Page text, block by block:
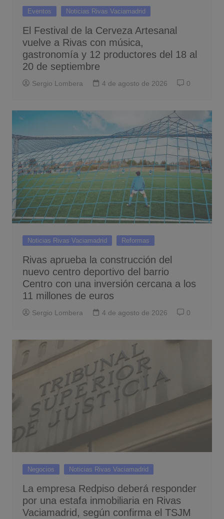
Eventos Noticias Rivas Vaciamadrid
El Festival de la Cerveza Artesanal
vuelve a Rivas con música,
gastronomía y 12 productores del 18 al
20 de septiembre
Sergio Lombera 4 de agosto de 2026 0
Noticias Rivas Vaciamadrid Reformas
Rivas aprueba la construcción del
nuevo centro deportivo del barrio
Centro con una inversión cercana a los
11 millones de euros
Sergio Lombera 4 de agosto de 2026 0
Negocios Noticias Rivas Vaciamadrid
La empresa Redpiso deberá responder
por una estafa inmobiliaria en Rivas
Vaciamadrid, según confirma el TSJM